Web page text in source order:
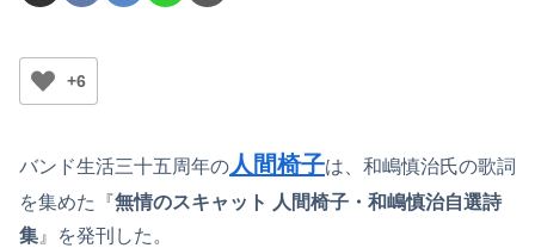
+6
バンド生活三十五周年の人間椅子は、和嶋慎治氏の歌詞
を集めた『 無情のスキャット 人間椅子・和嶋慎治自選詩
集』を発刊した。